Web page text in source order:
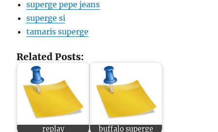
superge pepe jeans
superge si
tamaris superge
Related Posts:
replay buffalo superge